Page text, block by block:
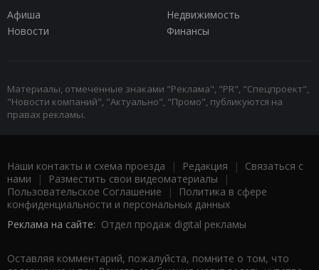
Афиша
Недвижимость
Новости
Финансы
Материалы, отмеченные знаками "Реклама", "PR", "Спецпроект",
"Новости компаний", "Актуально", "Промо", публикуются на
правах рекламы.
Наши контакты и схема проезда | Редакция | Связаться с
нами | Разместить свои видеоматериалы |
Пользовательское Соглашение |
Политика в сфере
конфиденциальности и персональных данных
Реклама на сайте: Отдел продаж digital рекламы
Оставляя комментарий, пожалуйста, помните о том, что